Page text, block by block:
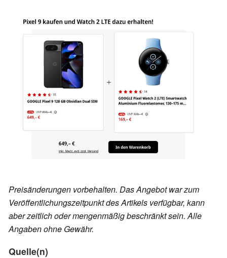
Preisänderungen vorbehalten. Das Angebot war zum
Veröffentlichungszeitpunkt des Artikels verfügbar, kann
aber zeitlich oder mengenmäßig beschränkt sein. Alle
Angaben ohne Gewähr.
Quelle(n)